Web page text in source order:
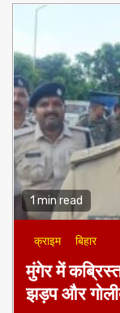
1 min read
क्राइम बिहार
मुंगेर में
झड़प और